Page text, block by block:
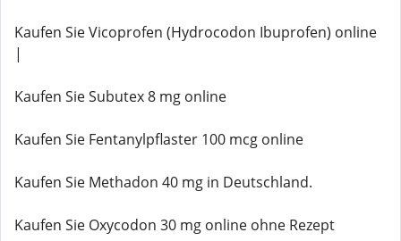
Kaufen Sie Vicoprofen (Hydrocodon Ibuprofen) online
|
Kaufen Sie Subutex 8 mg online
Kaufen Sie Fentanylpflaster 100 mcg online
Kaufen Sie Methadon 40 mg in Deutschland.
Kaufen Sie Oxycodon 30 mg online ohne Rezept